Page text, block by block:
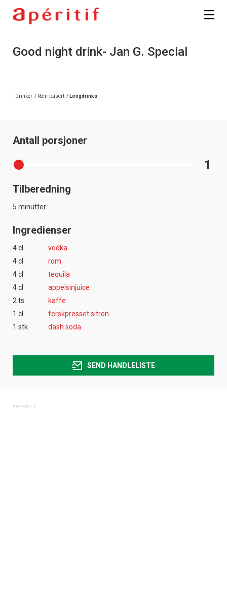
Good night drink- Jan G. Special
Drinker / Rom-basert / Longdrinks
Antall porsjoner
1
Tilberedning
5 minutter
Ingredienser
4 cl
vodka
4 cl
rom
4 cl
tequila
4 cl
appelsinjuice
2 ts
kaffe
1 cl
ferskpresset sitron
1 stk
dash soda
SEND HANDLELISTE